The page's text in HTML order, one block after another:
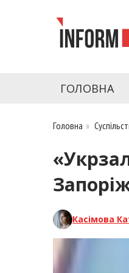
Запоріжжя та
ГОЛОВНА
Головна »
Касімова